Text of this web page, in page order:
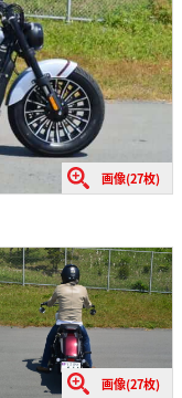
画像(27枚)
画像(27枚)